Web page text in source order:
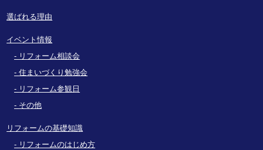
選ばれる理由
イベント情報
リフォーム相談会
住まいづくり勉強会
リフォーム参観日
その他
リフォームの基礎知識
リフォームのはじめ方